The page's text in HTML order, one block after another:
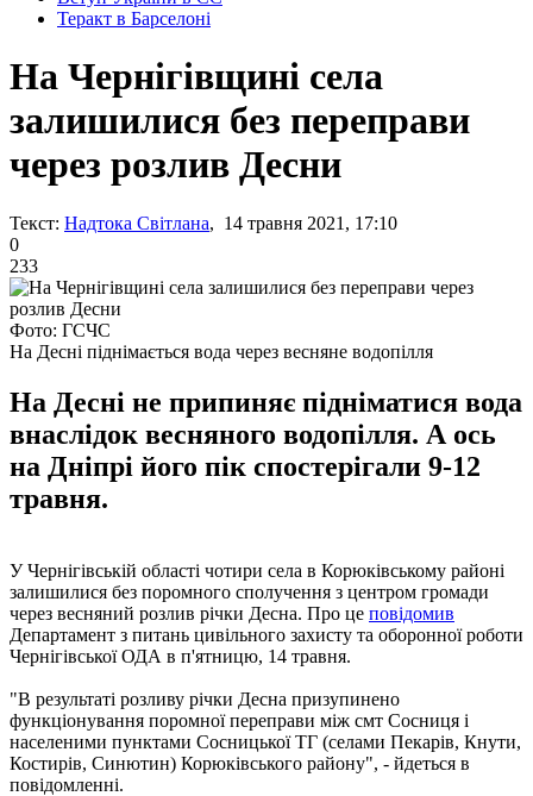
Теракт в Барселоні
На Чернігівщині села
залишилися без переправи
через розлив Десни
Текст: Надтока Світлана, 14 травня 2021, 17:10
0
233
Фото: ГСЧС
На Десні піднімається вода через весняне водопілля
На Десні не припиняє підніматися вода
внаслідок весняного водопілля. А ось
на Дніпрі його пік спостерігали 9-12
травня.
У Чернігівській області чотири села в Корюківському районі
залишилися без поромного сполучення з центром громади
через весняний розлив річки Десна. Про це повідомив
Департамент з питань цивільного захисту та оборонної роботи
Чернігівської ОДА в п'ятницю, 14 травня.
"В результаті розливу річки Десна призупинено
функціонування поромної переправи між смт Сосниця і
населеними пунктами Сосницької ТГ (селами Пекарів, Кнути,
Костирів, Синютин) Корюківського району", - йдеться в
повідомленні.